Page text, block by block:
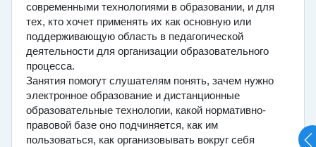
современными технологиями в образовании, и для
тех, кто хочет применять их как основную или
поддерживающую область в педагогической
деятельности для организации образовательного
процесса.
Занятия помогут слушателям понять, зачем нужно
электронное образование и дистанционные
образовательные технологии, какой нормативно-
правовой базе оно подчиняется, как им
пользоваться, как организовывать вокруг себя